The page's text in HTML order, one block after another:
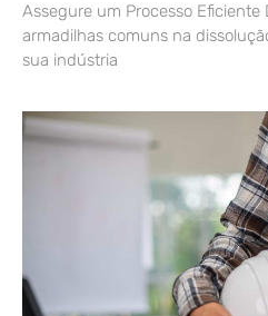
Assegure um Processo
armadilhas comuns na
sua indústria